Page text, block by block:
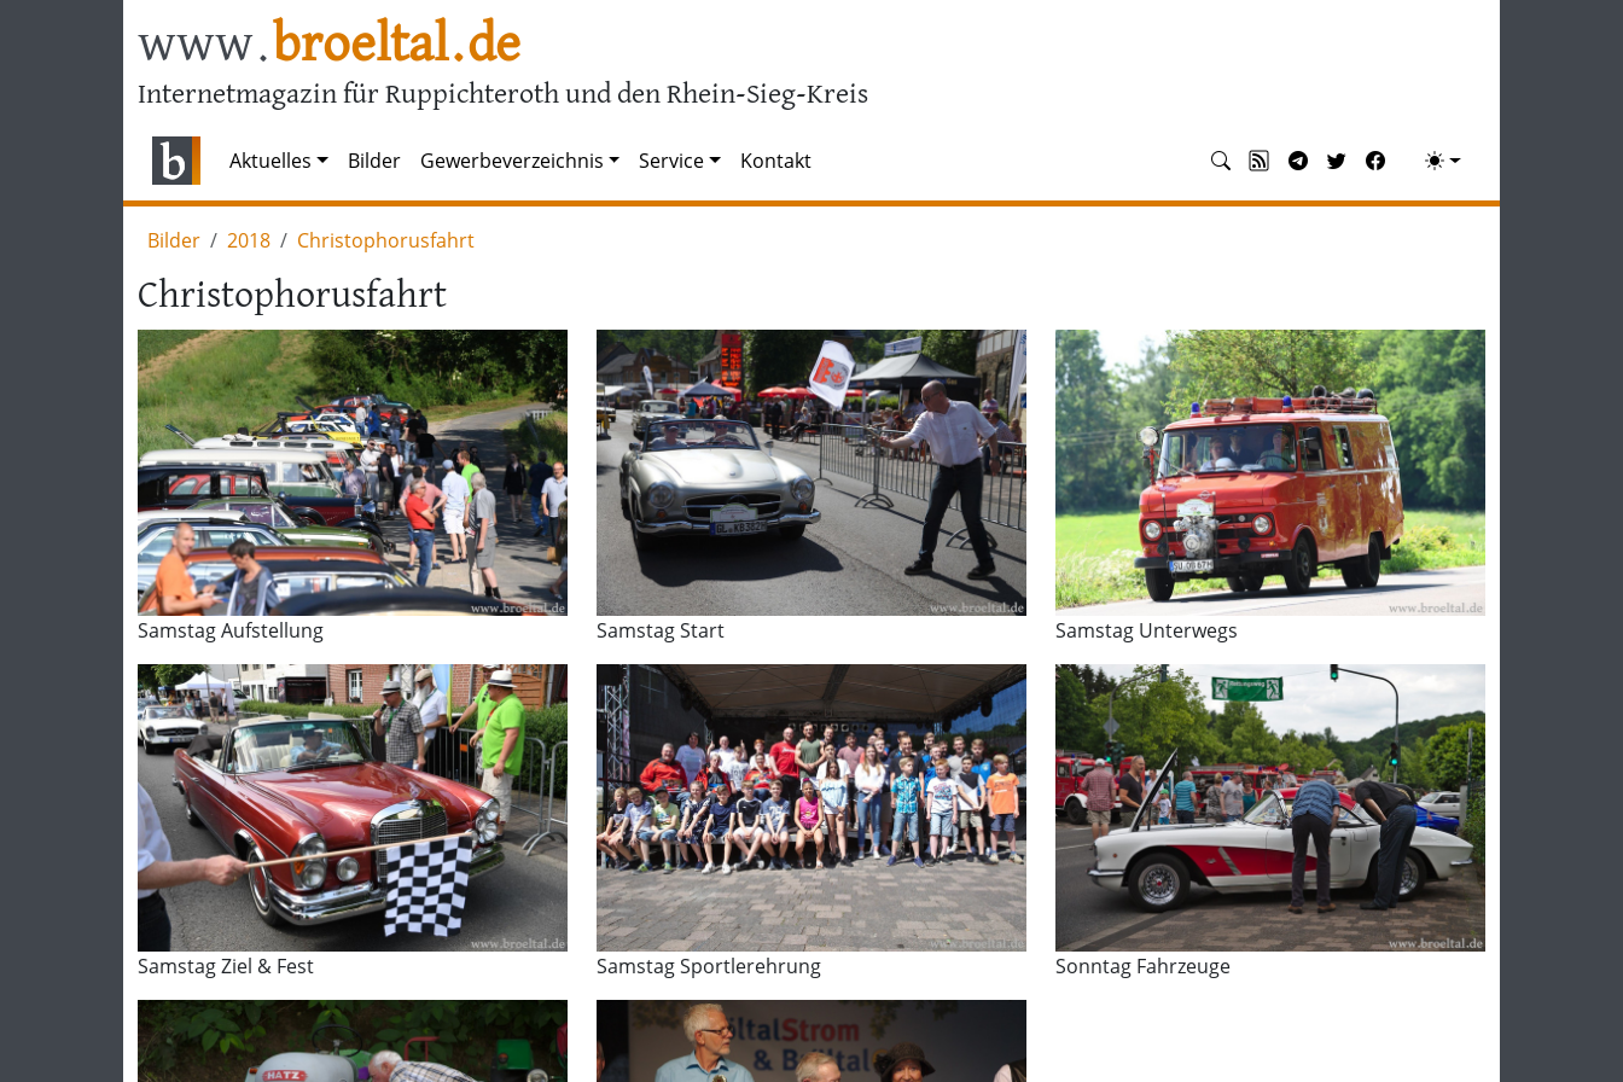
www.broeltal.de
Internetmagazin für Ruppichteroth und den Rhein-Sieg-Kreis
Aktuelles Bilder Gewerbeverzeichnis Service Kontakt
Bilder 2018 Christophorusfahrt
Christophorusfahrt
Samstag Aufstellung Samstag Start Samstag Unterwegs
Samstag Ziel & Fest Samstag Sportlerehrung Sonntag Fahrzeuge